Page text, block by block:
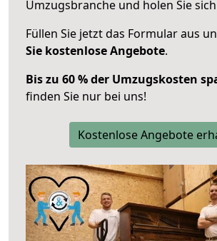
Umzugsbranche und holen Sie
Füllen Sie jetzt das Formular aus
Sie kostenlose Angebote.
Bis zu 60 % der Umzugskosten
finden Sie nur bei uns!
Kostenlose Angebote